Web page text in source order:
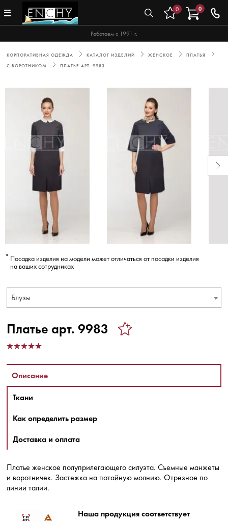
Работаем с 1991 г.
0 0
КОРПОРАТИВНАЯ ОДЕЖДА КАТАЛОГ ИЗДЕЛИЙ ЖЕНСКОЕ
ПЛАТЬЯ
С ВОРОТНИКОМ
ПЛАТЬЕ АРТ. 9983
Посадка изделия на модели может отличаться от посадки изделия
на ваших сотрудниках
Блузы
Платье арт. 9983
Описание
Ткани
Как определить размер
Доставка и оплата
Платье женское полуприлегающего силуэта. Съемные манжеты
и воротничек. Застежка на потайную молнию. Отрезное по
линии талии.
Наша продукция соответствует